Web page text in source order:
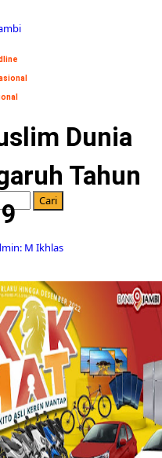
Dunia
Tahun
M Ikhlas